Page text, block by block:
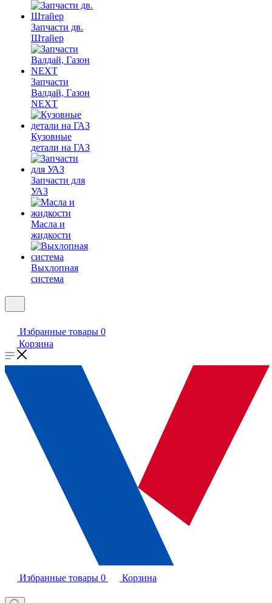
Запчасти дв.
Штайер
Запчасти
Валдай, Газон
NEXT
Кузовные
детали на ГАЗ
Запчасти для
УАЗ
Масла и
жидкости
Выхлопная
система
Избранные товары 0
Корзина
Избранные товары 0 Корзина